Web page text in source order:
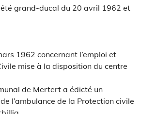
grand-ducal du 20 avril 1962 et
1962 concernant l’emploi et
mise à la disposition du centre
de Mertert a édicté un
l’ambulance de la Protection civile